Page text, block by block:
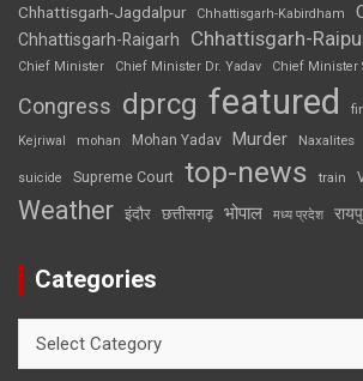
Chhattisgarh-Jagdalpur Chhattisgarh-Kabirdham
Chhattisgarh-Raigarh Chhattisgarh-
Chief Minister
Chief Minister Dr. Yadav Chief Minister
Congress dprcg featured
Kejriwal mohan Mohan Yadav Murder Naxalites
suicide Supreme Court top-news train
Weather इंदौर छत्तीसगढ़ भोपाल मध्य प्रदेश
Categories